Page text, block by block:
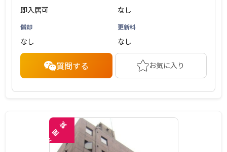
即入居可 なし
償却
なし
更新料
なし
質問する お気に入り
未
閲
覧